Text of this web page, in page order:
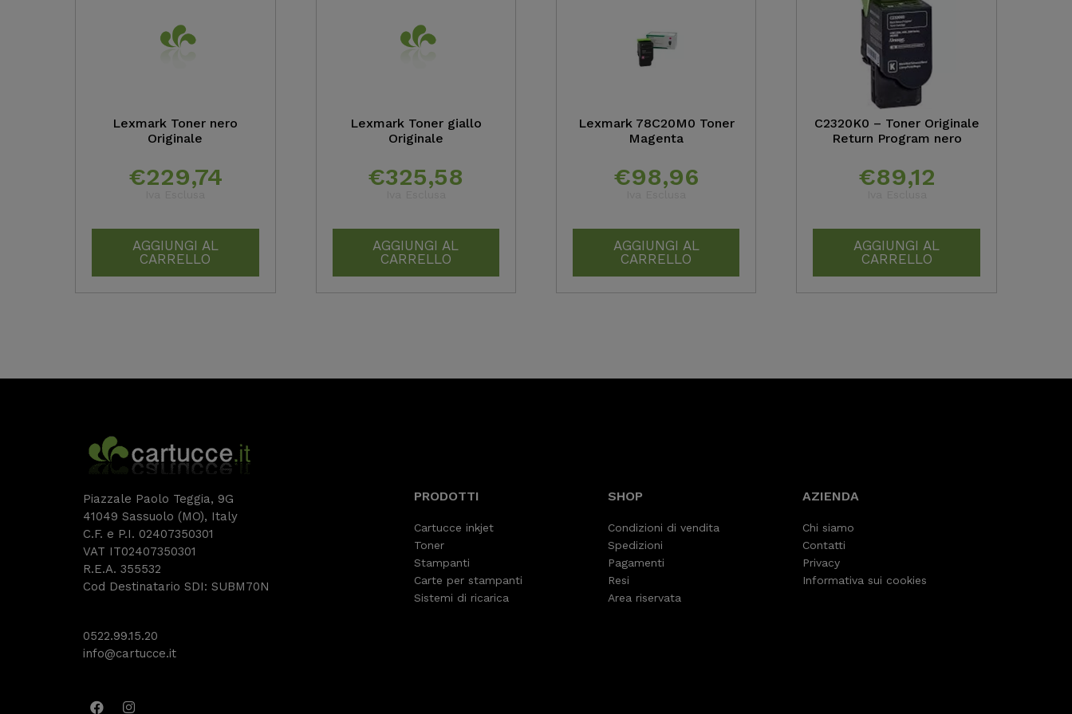
Lexmark Toner nero
Originale
€229,74
AGGIUNGI AL
CARRELLO
Lexmark Toner giallo
Originale
€325,58
AGGIUNGI AL
CARRELLO
Lexmark 78C20M0 Toner
Magenta
€98,96
AGGIUNGI AL
CARRELLO
C2320K0 – Toner Originale
Return Program nero
€89,12
AGGIUNGI AL
CARRELLO
Piazzale Paolo Teggia, 9G
41049 Sassuolo (MO), Italy
C.F. e P.I. 02407350301
VAT IT02407350301
R.E.A. 355532
Cod Destinatario SDI: SUBM70N
0522.99.15.20
info@cartucce.it
PRODOTTI
Cartucce inkjet
Toner
Stampanti
Carte per stampanti
Sistemi di ricarica
SHOP
Condizioni di vendita
Spedizioni
Pagamenti
Resi
Area riservata
AZIENDA
Chi siamo
Contatti
Privacy
Informativa sui cookies